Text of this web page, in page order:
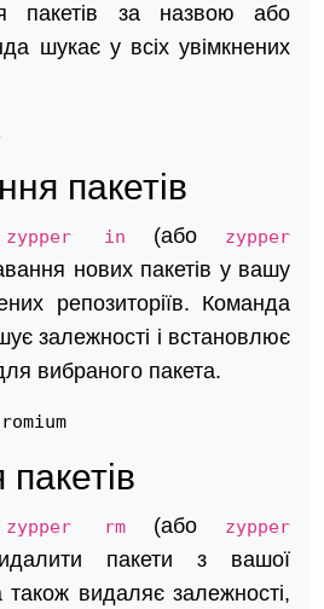
пакетів за назвою або
шукає у всіх увімкнених
пакетів
zypper in (або
zypper
нових пакетів у вашу
репозиторіїв. Команда
залежності і встановлює
вибраного пакета.
zypper rm (або
zypper
пакети з вашої
видаляє залежності,